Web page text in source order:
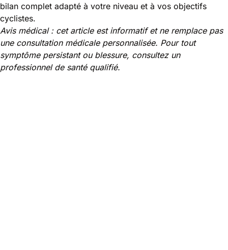
bilan complet adapté à votre niveau et à vos objectifs
cyclistes.
Avis médical : cet article est informatif et ne remplace pas
une consultation médicale personnalisée. Pour tout
symptôme persistant ou blessure, consultez un
professionnel de santé qualifié.